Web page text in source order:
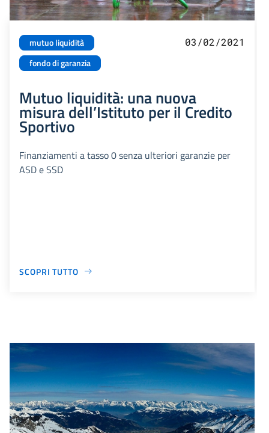
mutuo liquidità
fondo di garanzia
03/02/2021
Mutuo liquidità: una nuova
misura dell’Istituto per il Credito
Sportivo
Finanziamenti a tasso 0 senza ulteriori garanzie per
ASD e SSD
SCOPRI TUTTO